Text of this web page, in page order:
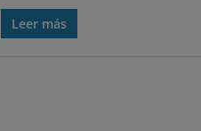
Leer más